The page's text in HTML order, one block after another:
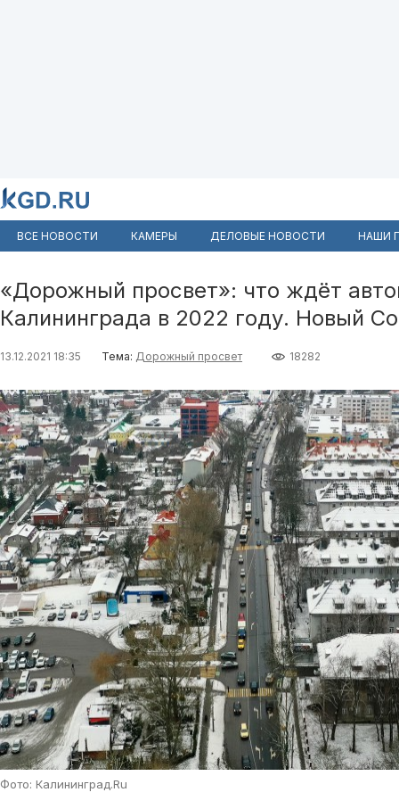
ВСЕ НОВОСТИ КАМЕРЫ ДЕЛОВЫЕ НОВОСТИ НАШИ
«Дорожный просвет»: что ждёт
Калининграда в 2022 году. Новый
13.12.2021 18:35 Тема: Дорожный просвет 18282
Фото: Калининград.Ru